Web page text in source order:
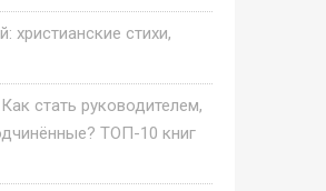
христианские стихи,
стать руководителем,
ТОП-10 книг